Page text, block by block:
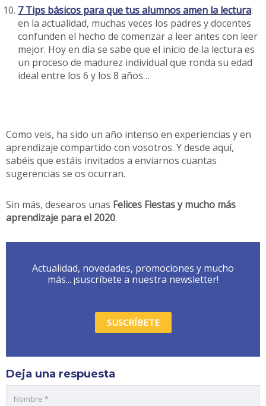
7 Tips básicos para que tus alumnos amen la lectura:
en la actualidad, muchas veces los padres y docentes
confunden el hecho de comenzar a leer antes con leer
mejor. Hoy en día se sabe que el inicio de la lectura es
un proceso de madurez individual que ronda su edad
ideal entre los 6 y los 8 años…
Como veis, ha sido un año intenso en experiencias y en
aprendizaje compartido con vosotros. Y desde aquí,
sabéis que estáis invitados a enviarnos cuantas
sugerencias se os ocurran.
Sin más, desearos unas Felices Fiestas y mucho más
aprendizaje para el 2020.
Actualidad, novedades, promociones y mucho
más... ¡suscríbete a nuestra newsletter!
SUSCRÍBETE
Deja una respuesta